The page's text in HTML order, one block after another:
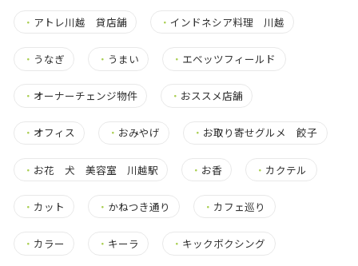
・ アトレ川越 貸店舗 ・ インドネシア料理 川越
・ うなぎ ・ うまい ・ エベッツフィールド
・ オーナーチェンジ物件 ・ おススメ店舗
・ オフィス ・ おみやげ ・ お取り寄せグルメ 餃子
・ お花 犬 美容室 川越駅 ・ お香 ・ カクテル
・ カット ・ かねつき通り ・ カフェ巡り
・ カラー ・ キーラ ・ キックボクシング